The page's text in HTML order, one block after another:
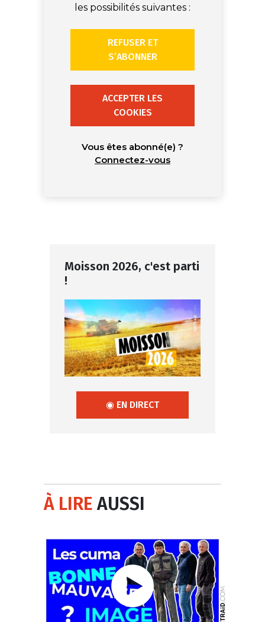
les possibilités suivantes :
REFUSER ET
S’ABONNER
ACCEPTER LES
COOKIES
Vous êtes abonné(e) ?
Connectez-vous
Moisson 2026, c'est parti
!
◉ EN DIRECT
À LIREAUSSI